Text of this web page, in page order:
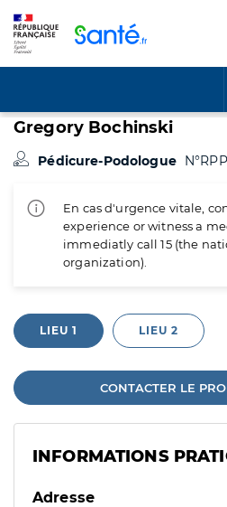
Gregory Bochinski
Pédicure-Podologue
En cas d'urgence vitale,
experience or witness a
immediatly call 15 (the
organization).
LIEU 1 LIEU 2
CONTACTER LE
INFORMATIONS
Adresse